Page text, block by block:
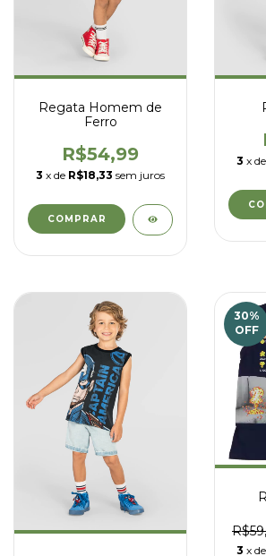
Regata Homem de
Ferro
R$54,99
3 x de R$18,33 sem juros
COMPRAR
3 x de
30%
OFF
3 x de